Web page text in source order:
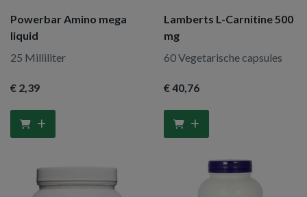
Powerbar Amino mega
liquid
25 Milliliter
€ 2,39
Lamberts L-Carnitine 500
mg
60 Vegetarische capsules
€ 40,76